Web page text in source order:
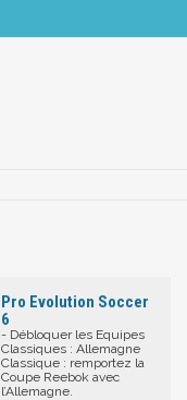
Pro Evolution Soccer
6
- Débloquer les Equipes
Classiques : Allemagne
Classique : remportez la
Coupe Reebok avec
l’Allemagne.